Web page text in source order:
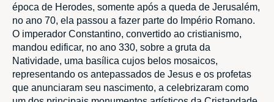
época de Herodes, somente após a queda de Jerusalém,
no ano 70, ela passou a fazer parte do Império Romano.
O imperador Constantino, convertido ao cristianismo,
mandou edificar, no ano 330, sobre a gruta da
Natividade, uma basílica cujos belos mosaicos,
representando os antepassados de Jesus e os profetas
que anunciaram seu nascimento, a celebrizaram como